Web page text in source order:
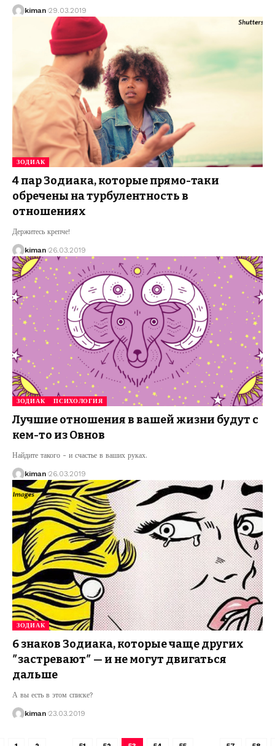
kiman 29.03.2019
ЗОДИАК
4 пар Зодиака, которые прямо-таки
обречены на турбулентность в
отношениях
Держитесь крепче!
kiman 26.03.2019
ЗОДИАК ПСИХОЛОГИЯ
Лучшие отношения в вашей жизни будут с
кем-то из Овнов
Найдите такого - и счастье в ваших руках.
kiman 26.03.2019
ЗОДИАК
6 знаков Зодиака, которые чаще других
″застревают″ — и не могут двигаться
дальше
А вы есть в этом списке?
kiman 23.03.2019